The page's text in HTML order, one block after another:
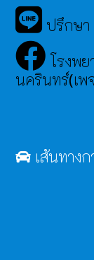
ปรึกษ
โรงพ
นครินทร์(เพ
เส้นทาง